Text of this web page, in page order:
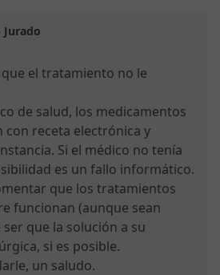
Jurado
el tratamiento no le
de salud, los medicamentos
con receta electrónica y
Si el médico no tenía
es un fallo informático.
que los tratamientos
funcionan (aunque sean
que la solución a su
si es posible.
un saludo.